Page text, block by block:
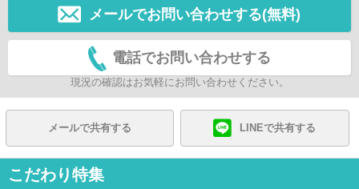
メールでお問い合わせする(無料)
電話でお問い合わせする
現況の確認はお気軽にお問い合わせください。
メールで共有する LINEで共有する
こだわり特集